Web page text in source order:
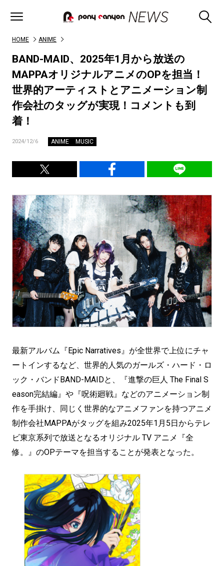
HOME ANIME
BAND-MAID、2025年1月から放送の
MAPPAオリジナルアニメのOPを担当！
世界的アーティストとアニメーション制
作会社のタッグが実現！コメントも到
着！
2024/12/6 ANIME MUSIC
最新アルバム『Epic Narratives』が全世界で上位にチャ
ートインするなど、世界的人気のガールズ・ハード・ロ
ック・バンドBAND-MAIDと、『進撃の巨人 The Final S
eason完結編』や『呪術廻戦』などのアニメーション制
作を手掛け、同じく世界的なアニメファンを持つアニメ
制作会社MAPPAがタッグを組み2025年1月5日からテレ
ビ東京系列で放送となるオリジナル TV アニメ『全
修。』のOPテーマを担当することが発表となった。